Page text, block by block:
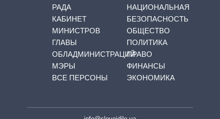
РАДА
КАБИНЕТ
МИНИСТРОВ
ГЛАВЫ
ОБЛАДМИНИСТРАЦИЙ
МЭРЫ
ВСЕ ПЕРСОНЫ
НАЦИОНАЛЬНАЯ
БЕЗОПАСНОСТЬ
ОБЩЕСТВО
ПОЛИТИКА
ПРАВО
ФИНАНСЫ
ЭКОНОМИКА